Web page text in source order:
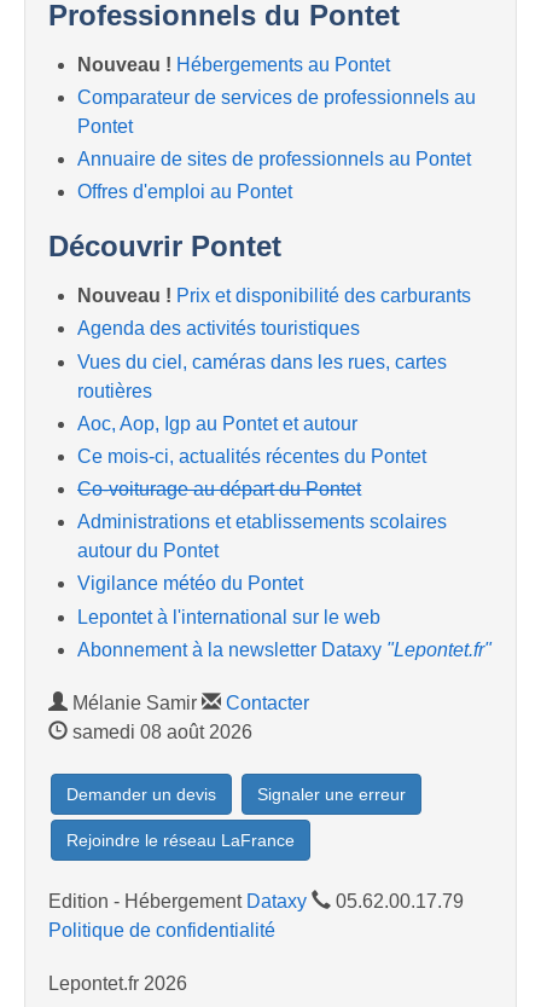
Professionnels du Pontet
Nouveau ! Hébergements au Pontet
Comparateur de services de professionnels au
Pontet
Annuaire de sites de professionnels au Pontet
Offres d'emploi au Pontet
Découvrir Pontet
Nouveau ! Prix et disponibilité des carburants
Agenda des activités touristiques
Vues du ciel, caméras dans les rues, cartes
routières
Aoc, Aop, Igp au Pontet et autour
Ce mois-ci, actualités récentes du Pontet
Co-voiturage au départ du Pontet
Administrations et etablissements scolaires
autour du Pontet
Vigilance météo du Pontet
Lepontet à l'international sur le web
Abonnement à la newsletter Dataxy "Lepontet.fr"
Mélanie Samir
Contacter
samedi 08 août 2026
Demander un devis Signaler une erreur
Rejoindre le réseau LaFrance
Edition - Hébergement Dataxy
05.62.00.17.79
Politique de confidentialité
Lepontet.fr 2026